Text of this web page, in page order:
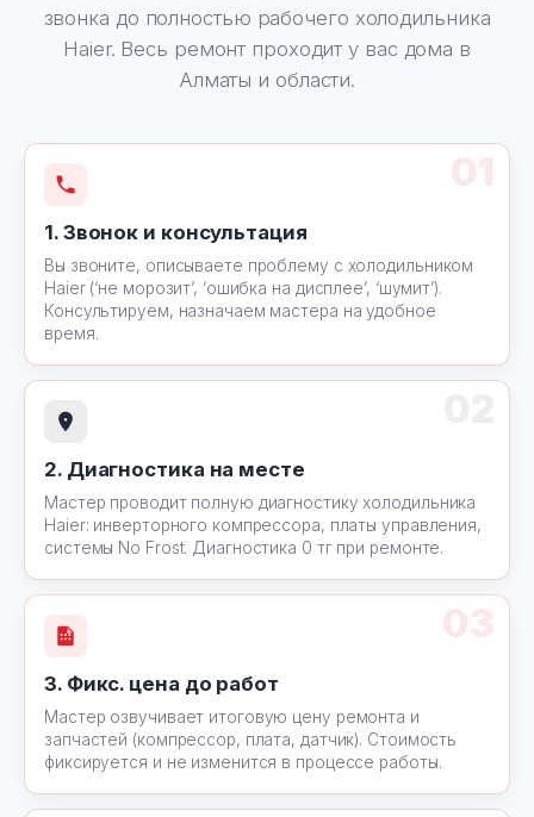
звонка до полностью рабочего холодильника
Haier. Весь ремонт проходит у вас дома в
Алматы и области.
1. Звонок и консультация
Вы звоните, описываете проблему с холодильником
Haier (‘не морозит’, ‘ошибка на дисплее’, ‘шумит’).
Консультируем, назначаем мастера на удобное
время.
2. Диагностика на месте
Мастер проводит полную диагностику холодильника
Haier: инверторного компрессора, платы управления,
системы No Frost. Диагностика 0 тг при ремонте.
3. Фикс. цена до работ
Мастер озвучивает итоговую цену ремонта и
запчастей (компрессор, плата, датчик). Стоимость
фиксируется и не изменится в процессе работы.